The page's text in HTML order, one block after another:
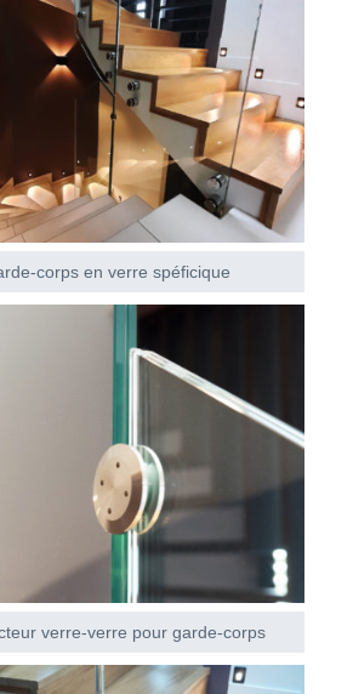
corps en verre spéficique
verre-verre pour garde-corps